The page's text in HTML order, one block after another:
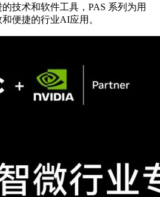
技术和软件工具，PAS 系列为用
便捷的行业AI应用。